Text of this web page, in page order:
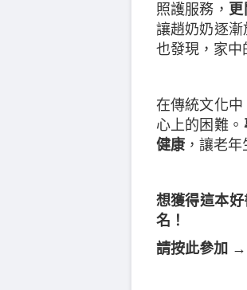
照護服務， 更
讓趙奶奶逐
也發現，家中
在傳統文化
心上的困難。
健康，讓老年
想獲得這本
名！
請按此參加 →